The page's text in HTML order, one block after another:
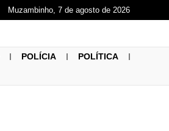
Muzambinho, 7 de agosto de 2026
POLÍCIA
POLÍTICA